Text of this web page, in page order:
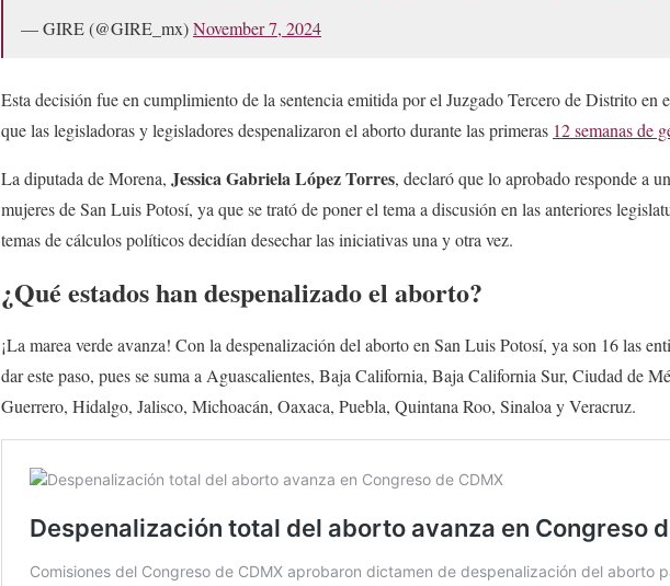
— GIRE (@GIRE_mx)November 7, 2024
Esta decisión fue en cumplimiento de la sentencia emitida por el Juzgado Tercero de Distrito en
que las legisladoras y legisladores despenalizaron el aborto durante las primeras 12 semanas de
La diputada de Morena, Jessica Gabriela López Torres, declaró que lo aprobado responde a
mujeres de San Luis Potosí, ya que se trató de poner el tema a discusión en las anteriores
temas de cálculos políticos decidían desechar las iniciativas una y otra vez.
¿Qué estados han despenalizado el aborto?
¡La marea verde avanza! Con la despenalización del aborto en San Luis Potosí, ya son 16 las
dar este paso, pues se suma a Aguascalientes, Baja California, Baja California Sur, Ciudad de
Guerrero, Hidalgo, Jalisco, Michoacán, Oaxaca, Puebla, Quintana Roo, Sinaloa y Veracruz.